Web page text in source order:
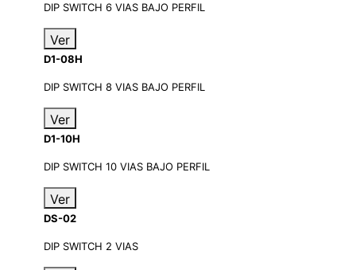
DIP SWITCH 6 VIAS BAJO PERFIL
Ver
D1-08H
DIP SWITCH 8 VIAS BAJO PERFIL
Ver
D1-10H
DIP SWITCH 10 VIAS BAJO PERFIL
Ver
DS-02
DIP SWITCH 2 VIAS